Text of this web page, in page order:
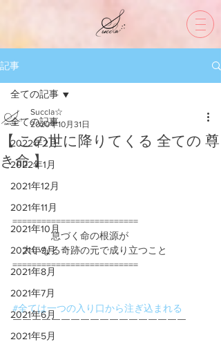
記事
全ての記事
2022年2月
2022年1月
2021年12月
2021年11月
2021年10月
2021年9月
2021年8月
2021年7月
2021年6月
2021年5月
全ての記事
【 この世に降りてくる 全ての 尊
き命 】
Succla☆
2020年10月31日
==========================
息づく命の根源が
大いなる奇跡の元で成り立つこと
==========================
#全ては一つの入り口から注ぎ込まれる
￣￣￣￣￣￣￣￣￣￣￣￣￣￣￣￣￣￣